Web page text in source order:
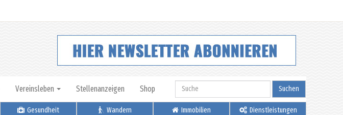
Vereinsleben Stellenanzeigen Shop Suchen
Gesundheit Wandern Immobilien Dienstleistungen